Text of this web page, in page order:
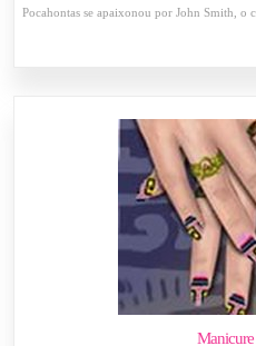
Pocahontas se apaixonou por John Smith, o